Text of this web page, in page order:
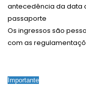
antecedência da data
passaporte
Os ingressos são
com as
Importante